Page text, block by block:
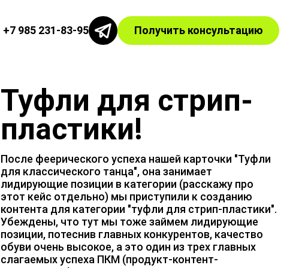
+7 985 231-83-95 Получить консультацию
Туфли для стрип-
пластики!
После феерического успеха нашей карточки "Туфли
для классического танца", она занимает
лидирующие позиции в категории (расскажу про
этот кейс отдельно) мы приступили к созданию
контента для категории "туфли для стрип-пластики".
Убеждены, что тут мы тоже займем лидирующие
позиции, потеснив главных конкурентов, качество
обуви очень высокое, а это один из трех главных
слагаемых успеха ПКМ (продукт-контент-